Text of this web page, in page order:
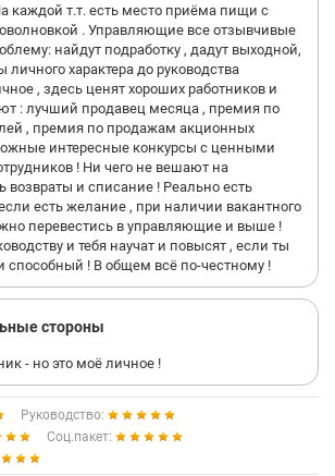
каждой т.т. есть место приёма пищи с
. Управляющие все отзывчивые
найдут подработку , дадут выходной,
характера до руководства
, здесь ценят хороших работников и
: лучший продавец месяца , премия по
, премия по продажам акционных
интересные конкурсы с ценными
! Ни чего не вешают на
возвраты и списание ! Реально есть
есть желание , при наличии вакантного
перевестись в управляющие и выше !
и тебя научат и повысят , если ты
способный ! В общем всё по-честному !
стороны
- но это моё личное !
Руководство:
Соц.пакет: